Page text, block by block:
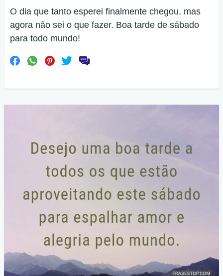
O dia que tanto esperei finalmente chegou, mas
agora não sei o que fazer. Boa tarde de sábado
para todo mundo!